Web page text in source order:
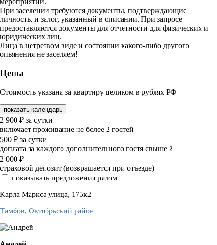
мероприятий.
При заселении требуются документы, подтверждающие
личность, и залог, указанный в описании. При запросе
предоставляются документы для отчетности для физических и
юридических лиц.
Лица в нетрезвом виде и состоянии какого-либо другого
опьянения не заселяем!
Цены
Стоимость указана за квартиру целиком в рублях РФ
показать календарь
2 900 ₽ за сутки
включает проживание не более 2 гостей
500 ₽ за сутки
доплата за каждого дополнительного гостя свыше 2
2 000 ₽
страховой депозит (возвращается при отъезде)
показывать предложения рядом
Карла Маркса улица, 175к2
Тамбов, Октябрьский район